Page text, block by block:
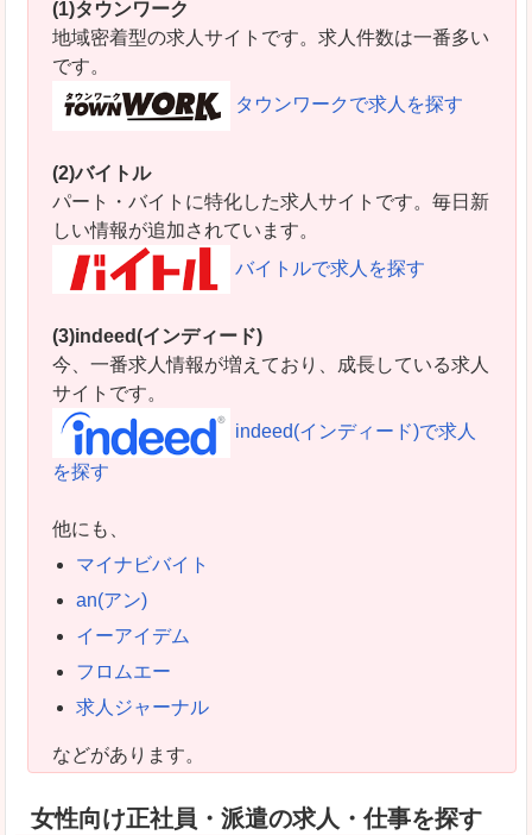
(1)タウンワーク
地域密着型の求人サイトです。求人件数は一番多い
です。
タウンワークで求人を探す
(2)バイトル
パート・バイトに特化した求人サイトです。毎日新
しい情報が追加されています。
バイトルで求人を探す
(3)indeed(インディード)
今、一番求人情報が増えており、成長している求人
サイトです。
indeed(インディード)で求人
を探す
他にも、
マイナビバイト
an(アン)
イーアイデム
フロムエー
求人ジャーナル
などがあります。
女性向け正社員・派遣の求人・仕事を探す